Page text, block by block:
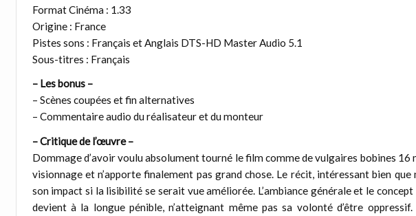
Format Cinéma : 1.33
Origine : France
Pistes sons : Français et Anglais DTS-HD Master Audio 5.1
Sous-titres : Français
– Les bonus –
– Scènes coupées et fin alternatives
– Commentaire audio du réalisateur et du monteur
– Critique de l’œuvre –
Dommage d’avoir voulu absolument tourné le film comme de vulgaires bobines 16
visionnage et n’apporte finalement pas grand chose. Le récit, intéressant bien
son impact si la lisibilité se serait vue améliorée. L’ambiance générale et le
devient à la longue pénible, n’atteignant même pas sa volonté d’être